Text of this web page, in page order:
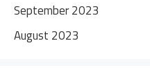
September 2023
August 2023